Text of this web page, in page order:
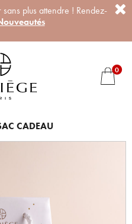
plus attendre ! Rendez-
0
CADEAU